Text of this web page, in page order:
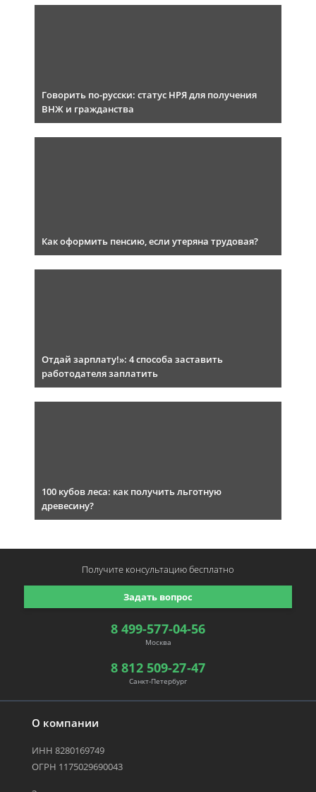
Говорить по-русски: статус НРЯ для получения
ВНЖ и гражданства
Как оформить пенсию, если утеряна трудовая?
Отдай зарплату!»: 4 способа заставить
работодателя заплатить
100 кубов леса: как получить льготную
древесину?
О компании
ИНН 8280169749
ОГРН 1175029690043
8 499-577-04-56
Москва
8 812 509-27-47
Санкт-Петербург
Задать вопрос
Получите консультациюбесплатно